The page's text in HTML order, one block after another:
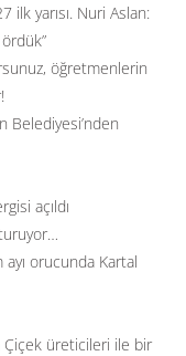
ilk yarısı. Nuri Aslan:
ördük”
öğretmenlerin
Belediyesi’nden
açıldı
orucunda Kartal
Çiçek üreticileri ile bir